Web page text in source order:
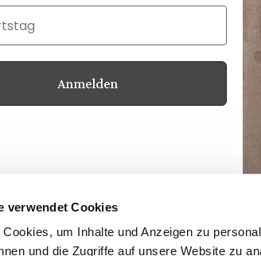
verwendet Cookies
um Inhalte und Anzeigen zu
und die Zugriffe auf unsere Website zu
Anmelden